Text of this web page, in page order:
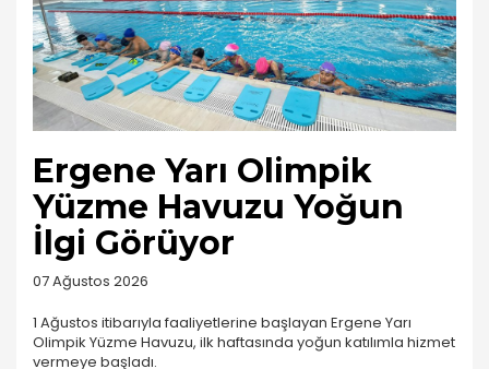
Ergene Yarı Olimpik
Yüzme Havuzu Yoğun
İlgi Görüyor
07 Ağustos 2026
1 Ağustos itibarıyla faaliyetlerine başlayan Ergene Yarı
Olimpik Yüzme Havuzu, ilk haftasında yoğun katılımla hizmet
vermeye başladı.